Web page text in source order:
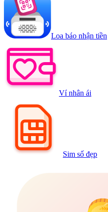
Loa báo nhận tiền
Ví nhân ái
Sim số đẹp